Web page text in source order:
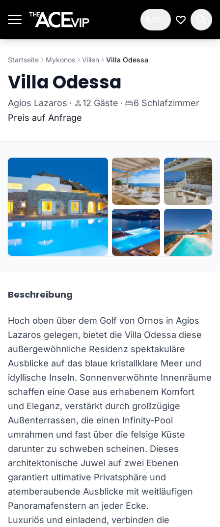
Meine
Startseite Mykonos Villen Villa Odessa
Villa Odessa
Agios Lazaros · 12 Gäste ·
6 Schlafzimmer
Preis auf Anfrage
Beschreibung
Hoch oben über dem Golf von Ornos in Agios
Lazaros gelegen, bietet die Villa Odessa diese
außergewöhnliche Residenz spektakuläre
Ausblicke auf das blaue kristallklare Meer und
idyllische Inseln. Sonnenverwöhnte Innenräume
schaffen eine Oase aus erhabenem Komfort
und Eleganz, verstärkt durch großzügige
Außenterrassen, die einen Infinity-Pool
umrahmen und fast über die felsige Küste
darunter zu schweben scheinen. Dieses
architektonische Juwel auf zwei Ebenen
garantiert ultimative Privatsphäre und
atemberaubende Ausblicke mit weitläufigen
Panoramafenstern an jeder Ecke.
Luxuriös und einladend, verbinden die